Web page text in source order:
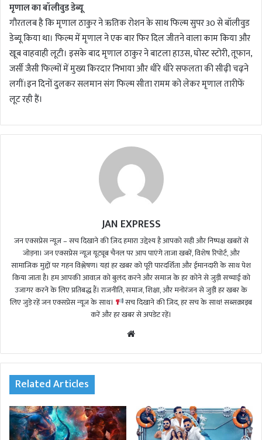
मृणाल का बॉलीवुड डेब्यू
गौरतलब है कि मृणाल ठाकुर ने ऋतिक रोशन के साथ फिल्म सुपर 30 से बॉलीवुड
डेब्यू किया था। फिल्म में मृणाल ने एक बार फिर दिल जीतने वाला काम किया और
खूब वाहवाही लूटी। इसके बाद मृणाल ठाकुर ने बाटला हाउस, घोस्ट स्टोरी, तूफान,
जर्सी जैसी फिल्मों में मुख्य किरदार निभाया और धीरे धीरे सफलता की सीढ़ी चढ़ने
लगीं।इन दिनों दुलकर सलमान संग फिल्म सीता रामम को लेकर मृणाल तारीफें
लूट रही हैं।
JAN EXPRESS
जन एक्सप्रेस न्यूज़ – सच दिखाने की ज़िद हमारा उद्देश्य है आपको सही और निष्पक्ष खबरों से
जोड़ना। जन एक्सप्रेस न्यूज़ यूट्यूब चैनल पर आप पाएंगे ताजा खबरें, विशेष रिपोर्ट, और
सामाजिक मुद्दों पर गहन विश्लेषण। यहां हर खबर को पूरी पारदर्शिता और ईमानदारी के साथ पेश
किया जाता है। हम आपकी आवाज़ को बुलंद करने और समाज के हर कोने से जुड़ी सच्चाई को
उजागर करने के लिए प्रतिबद्ध हैं। राजनीति, समाज, शिक्षा, और मनोरंजन से जुड़ी हर खबर के
लिए जुड़े रहें जन एक्सप्रेस न्यूज़ के साथ।
सच दिखाने की ज़िद, हर सच के साथ! सब्सक्राइब
करें और हर खबर से अपडेट रहें।
te
Related Articles